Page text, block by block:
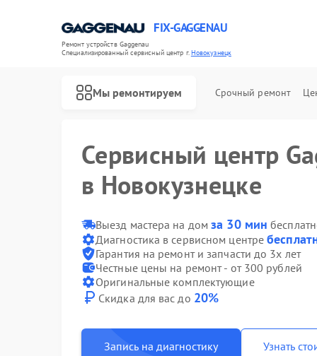
FIX-GAGGENAU
Ремонт устройств Gaggenau
Специализированный cервисный центр г.Новокузнецк
Мы ремонтируем Срочный ремонт
Сервисный центр
в Новокузнецке
Выезд мастера на домза 30 мин
Диагностика в сервисном центре
Гарантия на ремонт и запчасти до 3х лет
Честные цены на ремонт - от 300 рублей
Оригинальные комплектующие
Скидка для вас до 20%
Запись на диагностику Узнать